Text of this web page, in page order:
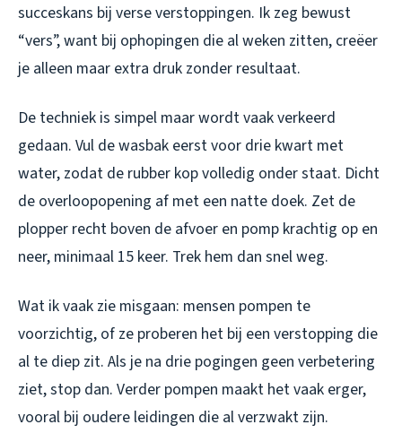
succeskans bij verse verstoppingen. Ik zeg bewust
“vers”, want bij ophopingen die al weken zitten, creëer
je alleen maar extra druk zonder resultaat.
De techniek is simpel maar wordt vaak verkeerd
gedaan. Vul de wasbak eerst voor drie kwart met
water, zodat de rubber kop volledig onder staat. Dicht
de overloopopening af met een natte doek. Zet de
plopper recht boven de afvoer en pomp krachtig op en
neer, minimaal 15 keer. Trek hem dan snel weg.
Wat ik vaak zie misgaan: mensen pompen te
voorzichtig, of ze proberen het bij een verstopping die
al te diep zit. Als je na drie pogingen geen verbetering
ziet, stop dan. Verder pompen maakt het vaak erger,
vooral bij oudere leidingen die al verzwakt zijn.